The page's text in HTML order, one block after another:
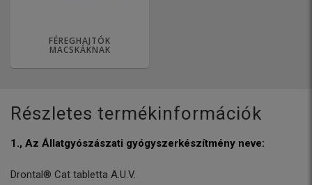
FÉREGHAJTÓK
MACSKÁKNAK
Részletes termékinformációk
1., Az Állatgyószászati gyógyszerkészítmény neve:
Drontal® Cat tabletta A.U.V.